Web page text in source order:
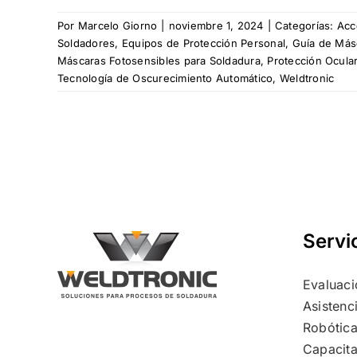
Por Marcelo Giorno noviembre 1, 2024 Categorías:
Soldadores, Equipos de Protección Personal, Guía de
Máscaras Fotosensibles para Soldadura, Protección
Tecnología de Oscurecimiento Automático, Weldtronic